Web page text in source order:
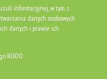
informacyjnej, w tym z
danych osobowych
danych i prawie ich
RODO